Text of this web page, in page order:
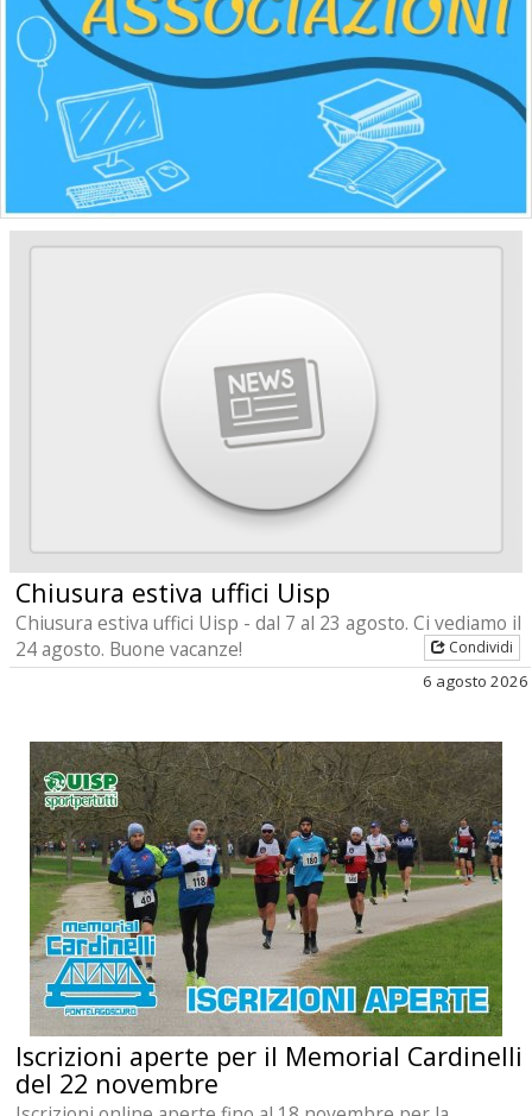
Chiusura estiva uffici Uisp
Chiusura estiva uffici Uisp - dal 7 al 23 agosto. Ci vediamo il
24 agosto. Buone vacanze!
Condividi
6 agosto 2026
Iscrizioni aperte per il Memorial Cardinelli
del 22 novembre